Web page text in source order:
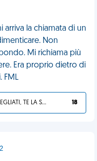
la chiamata di un
Non
Mi richiama più
Era proprio dietro di
FML
SVEGLIATI, TE LA SEI CERCATA! 18